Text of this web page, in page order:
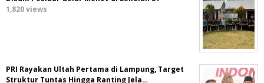
1,820 views
PRI Rayakan Ultah Pertama di Lampung, Target
Struktur Tuntas Hingga Ranting Jela…